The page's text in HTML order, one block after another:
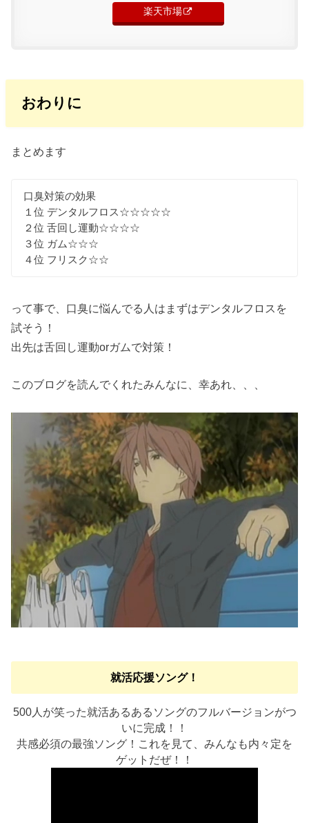
楽天市場
おわりに
まとめます
口臭対策の効果
１位 デンタルフロス☆☆☆☆☆
２位 舌回し運動☆☆☆☆
３位 ガム☆☆☆
４位 フリスク☆☆
って事で、口臭に悩んでる人はまずはデンタルフロスを
試そう！
出先は舌回し運動orガムで対策！
このブログを読んでくれたみんなに、幸あれ、、、
就活応援ソング！
500人が笑った就活あるあるソングのフルバージョンがつ
いに完成！！
共感必須の最強ソング！これを見て、みんなも内々定を
ゲットだぜ！！